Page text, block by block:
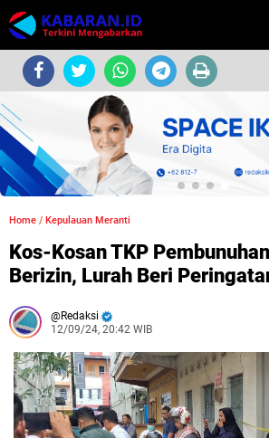
Home / Kepulauan Meranti
Kos-Kosan TKP
Berizin, Lurah Beri
Redaksi
12/09/24, 20:42 WIB